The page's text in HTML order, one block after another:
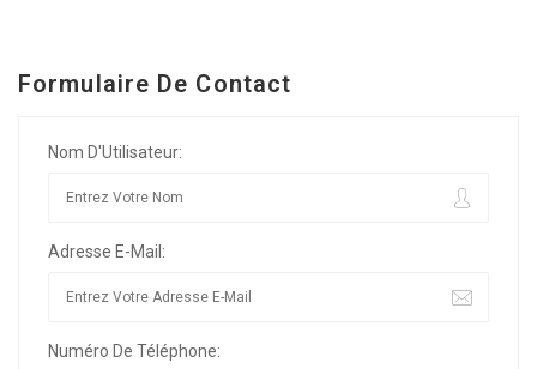
Formulaire De Contact
Nom D'Utilisateur:
Adresse E-Mail:
Numéro De Téléphone: